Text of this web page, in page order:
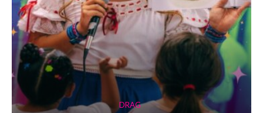
DRAG